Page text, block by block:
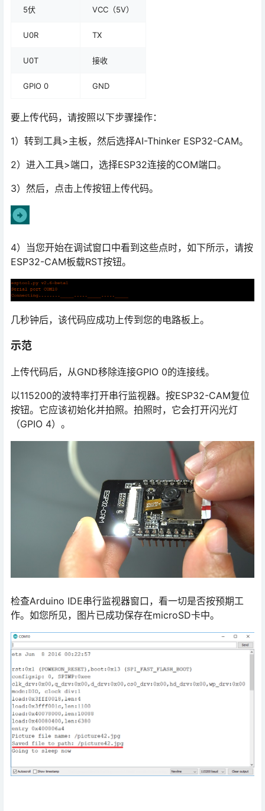
5伏 VCC（5V）
U0R TX
U0T 接收
GPIO 0 GND
要上传代码，请按照以下步骤操作：
1）转到工具>主板，然后选择AI-Thinker ESP32-CAM。
2）进入工具>端口，选择ESP32连接的COM端口。
3）然后，点击上传按钮上传代码。
4）当您开始在调试窗口中看到这些点时，如下所示，请按
ESP32-CAM板载RST按钮。
几秒钟后，该代码应成功上传到您的电路板上。
示范
上传代码后，从GND移除连接GPIO 0的连接线。
以115200的波特率打开串行监视器。按ESP32-CAM复位
按钮。它应该初始化并拍照。拍照时，它会打开闪光灯
（GPIO 4）。
检查Arduino IDE串行监视器窗口，看一切是否按预期工
作。如您所见，图片已成功保存在microSD卡中。